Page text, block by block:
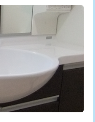
現場見積
。
33,000円
44,000円
+3,300円
33,000円
11,000円
22,000円